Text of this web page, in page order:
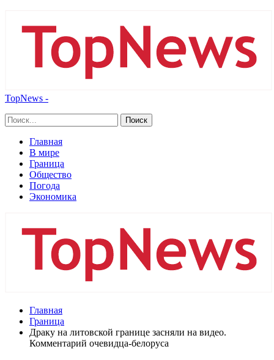
TopNews -
Главная
В мире
Граница
Общество
Погода
Экономика
Главная
Граница
Драку на литовской границе засняли на видео.
Комментарий очевидца-белоруса